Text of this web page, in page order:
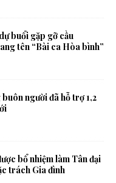
buổi gặp gỡ cầu
tên “Bài ca Hòa bình”
người đã hỗ trợ 1,2
bổ nhiệm làm Tân đại
trách Gia đình